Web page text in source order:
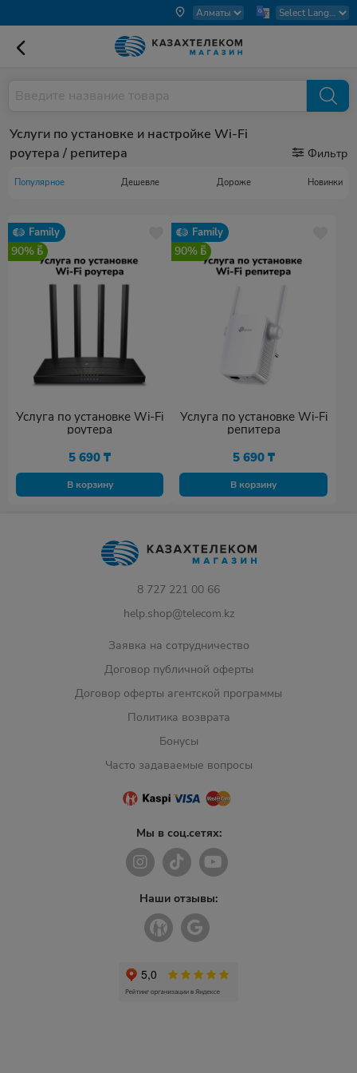
Услуги по установке и настройке Wi-Fi
роутера / репитера
Фильтр
Популярное Дешевле Дороже Новинки
Family
90%
Услуга по установке Wi-Fi
роутера
5 690₸
В корзину
Family
90%
Услуга по установке Wi-Fi
репитера
5 690 ₸
В корзину
8 727 221 00 66
help.shop@telecom.kz
Заявка на сотрудничество
Договор публичной оферты
Договор оферты агентской программы
Политика возврата
Бонусы
Часто задаваемые вопросы
Мы в соц.сетях:
Наши отзывы: